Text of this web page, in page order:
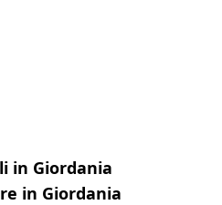
in Giordania
in Giordania